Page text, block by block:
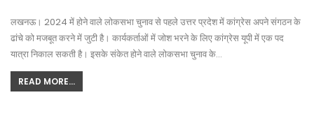
लखनऊ। 2024 में होने वाले लोकसभा चुनाव से पहले उत्तर प्रदेश में कांग्रेस अपने संगठन के
ढांचे को मजबूत करने में जुटी है। कार्यकर्ताओं में जोश भरने के लिए कांग्रेस यूपी में एक पद
यात्रा निकाल सकती है। इसके संकेत होने वाले लोकसभा चुनाव के…
READ MORE...